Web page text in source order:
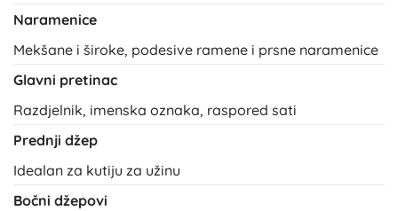
Naramenice
Mekšane i široke, podesive ramene i prsne naramenice
Glavni pretinac
Razdjelnik, imenska oznaka, raspored sati
Prednji džep
Idealan za kutiju za užinu
Bočni džepovi